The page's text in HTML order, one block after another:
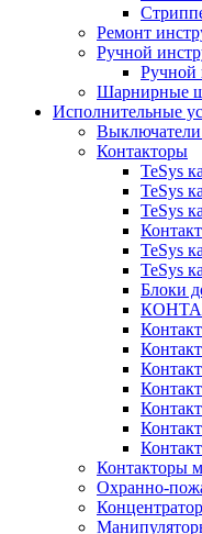
Ремонт
Ручной
Ручной
Шарнирные
Исполнительные
Контакторы
TeSys
TeSys
TeSys
TeSys
TeSys
Блоки
Контакторы
Охранно-